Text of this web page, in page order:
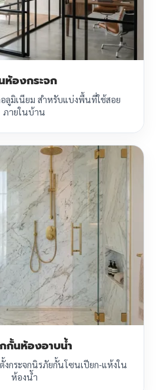
ห้องกระจก
ลูมิเนียม สำหรับแบ่งพื้นที่ใช้สอย
ภายในบ้าน
กั้นห้องอาบน้ำ
งกระจกนิรภัยกั้นโซนเปียก-แห้งใน
ห้องน้ำ